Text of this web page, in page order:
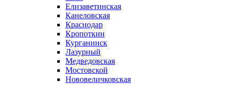
Елизаветинская
Канеловская
Краснодар
Кропоткин
Курганинск
Лазурный
Медведовская
Мостовской
Нововеличковская